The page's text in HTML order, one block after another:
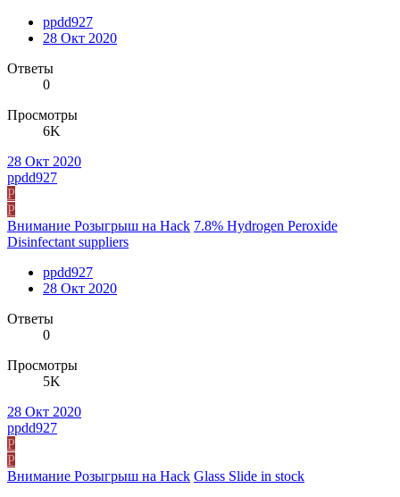
ppdd927
28 Окт 2020
Ответы
0
Просмотры
6K
28 Окт 2020
ppdd927
P
P
Внимание Розыгрыш на Hack 7.8% Hydrogen Peroxide
Disinfectant suppliers
ppdd927
28 Окт 2020
Ответы
0
Просмотры
5K
28 Окт 2020
ppdd927
P
P
Внимание Розыгрыш на Hack Glass Slide in stock